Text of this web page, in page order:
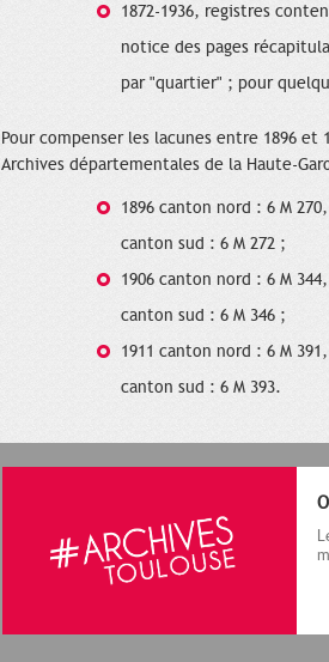
1872-1936, registres
notice des pages
par "quartier" ; pour
Pour compenser les lacunes entre 1896
Archives départementales de la Haute-
1896 canton nord : 6 M
canton sud : 6 M 272 ;
1906 canton nord : 6 M
canton sud : 6 M 346 ;
1911 canton nord : 6 M
canton sud : 6 M 393.